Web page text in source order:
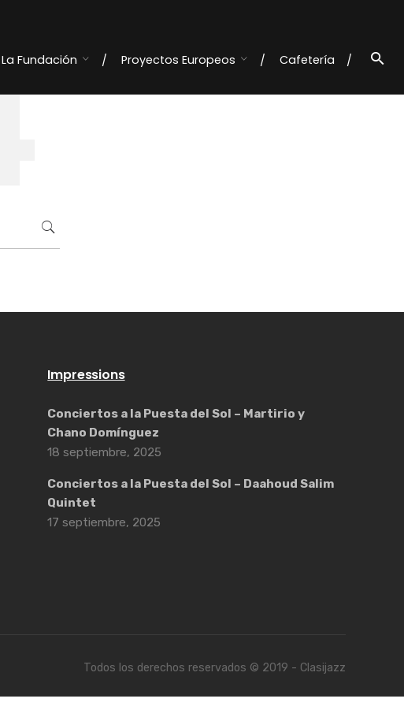
La Fundación Proyectos Europeos
Cafetería
Impressions
Conciertos a la Puesta del Sol – Martirio y
Chano Domínguez
18 septiembre, 2025
Conciertos a la Puesta del Sol – Daahoud Salim
Quintet
17 septiembre, 2025
Todos los derechos reservados © 2019 - Clasijazz